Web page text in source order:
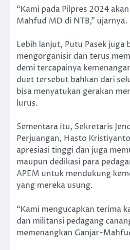
“Kami pada Pilpres 2024
Mahfud MD di NTB,” ujarnya.
Lebih lanjut, Putu Pasek juga
mengorganisir dan terus
demi tercapainya
duet tersebut bahkan dari
bisa menyatukan gerakan
lurus.
Sementara itu, Sekretaris
Perjuangan, Hasto
apresiasi tinggi dan juga
maupun dedikasi para
APEM untuk mendukung
yang mereka usung.
“Kami mengucapkan terima
dan militansi pedagang
memenangkan Ganjar-